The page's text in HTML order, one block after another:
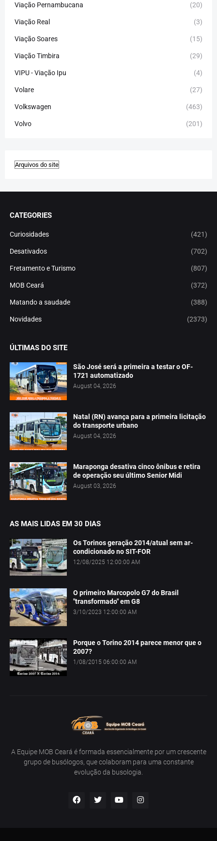
Viação Pernambucana (20)
Viação Real (3)
Viação Soares (15)
Viação Timbira (29)
VIPU - Viação Ipu (4)
Volare (27)
Volkswagen (463)
Volvo (201)
CATEGORIES
Curiosidades (421)
Desativados (702)
Fretamento e Turismo (807)
MOB Ceará (372)
Matando a saudade (388)
Novidades (2373)
ÚLTIMAS DO SITE
São José será a primeira a testar o OF-
1721 automatizado
August 04, 2026
Natal (RN) avança para a primeira licitação
do transporte urbano
August 04, 2026
Maraponga desativa cinco ônibus e retira
de operação seu último Senior Midi
August 03, 2026
AS MAIS LIDAS EM 30 DIAS
Os Torinos geração 2014/atual sem ar-
condicionado no SIT-FOR
12/08/2025 12:00:00 AM
O primeiro Marcopolo G7 do Brasil
"transformado" em G8
3/10/2023 12:00:00 AM
Porque o Torino 2014 parece menor que o
2007?
1/08/2015 06:00:00 AM
A Equipe MOB Ceará é formada essencialmente por um crescente
grupo de busólogos, que colaboram para uma constante
evolução da busologia.